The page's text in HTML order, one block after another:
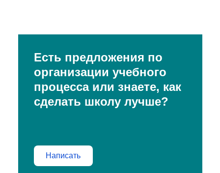
Есть предложения по
организации учебного
процесса или знаете, как
сделать школу лучше?
Написать